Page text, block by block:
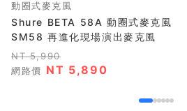
動圈式麥克風
Shure BETA 58A 動圈式麥克風
SM58 再進化現場演出麥克風
NT 5,990
網路價 NT 5,890